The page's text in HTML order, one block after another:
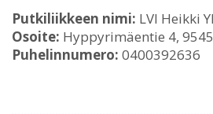
Putkiliikkeen nimi: LVI Heikki
Osoite: Hyppyrimäentie 4,
Puhelinnumero: 0400392636